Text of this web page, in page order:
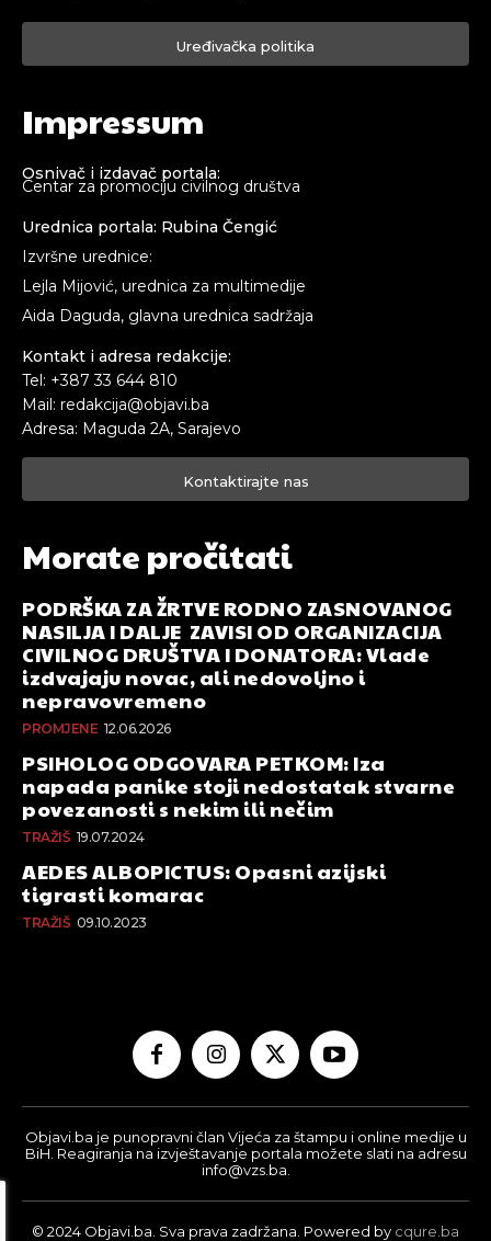
Uređivačka politika
Impressum
Osnivač i izdavač portala:
Centar za promociju civilnog društva
Urednica portala: Rubina Čengić
Izvršne urednice:
Lejla Mijović, urednica za multimedije
Aida Daguda, glavna urednica sadržaja
Kontakt i adresa redakcije:
Tel: +387 33 644 810
Mail: redakcija@objavi.ba
Adresa: Maguda 2A, Sarajevo
Kontaktirajte nas
Morate pročitati
PODRŠKA ZA ŽRTVE RODNO ZASNOVANOG
NASILJA I DALJE ZAVISI OD ORGANIZACIJA
CIVILNOG DRUŠTVA I DONATORA: Vlade
izdvajaju novac, ali nedovoljno i
nepravovremeno
PROMJENE 12.06.2026
PSIHOLOG ODGOVARA PETKOM: Iza
napada panike stoji nedostatak stvarne
povezanosti s nekim ili nečim
TRAŽIŠ 19.07.2024
AEDES ALBOPICTUS: Opasni azijski
tigrasti komarac
TRAŽIŠ 09.10.2023
Objavi.ba je punopravni član Vijeća za štampu i online medije u
BiH. Reagiranja na izvještavanje portala možete slati na adresu
info@vzs.ba.
© 2024 Objavi.ba. Sva prava zadržana. Powered by cqure.ba